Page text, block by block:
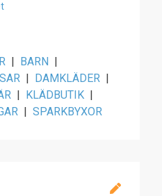
| BARN |
| DAMKLÄDER |
| KLÄDBUTIK |
| SPARKBYXOR